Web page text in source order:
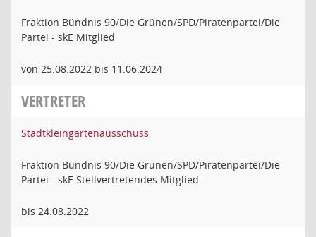
Fraktion Bündnis 90/Die Grünen/SPD/Piratenpartei/Die
Partei - skE Mitglied
von 25.08.2022 bis 11.06.2024
VERTRETER
Stadtkleingartenausschuss
Fraktion Bündnis 90/Die Grünen/SPD/Piratenpartei/Die
Partei - skE Stellvertretendes Mitglied
bis 24.08.2022